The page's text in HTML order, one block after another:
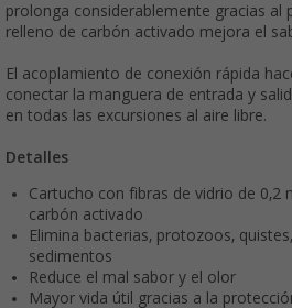
prolonga considerablemente gracias al
relleno de carbón activado mejora el
El acoplamiento de conexión rápida
conectar la manguera de entrada y
en todas las excursiones al aire libre.
Detalles
Cartucho con fibras de vidrio de 0,2
carbón activado
Elimina bacterias, protozoos,
sedimentos
Reduce el mal sabor y el olor
Mayor vida útil gracias a la